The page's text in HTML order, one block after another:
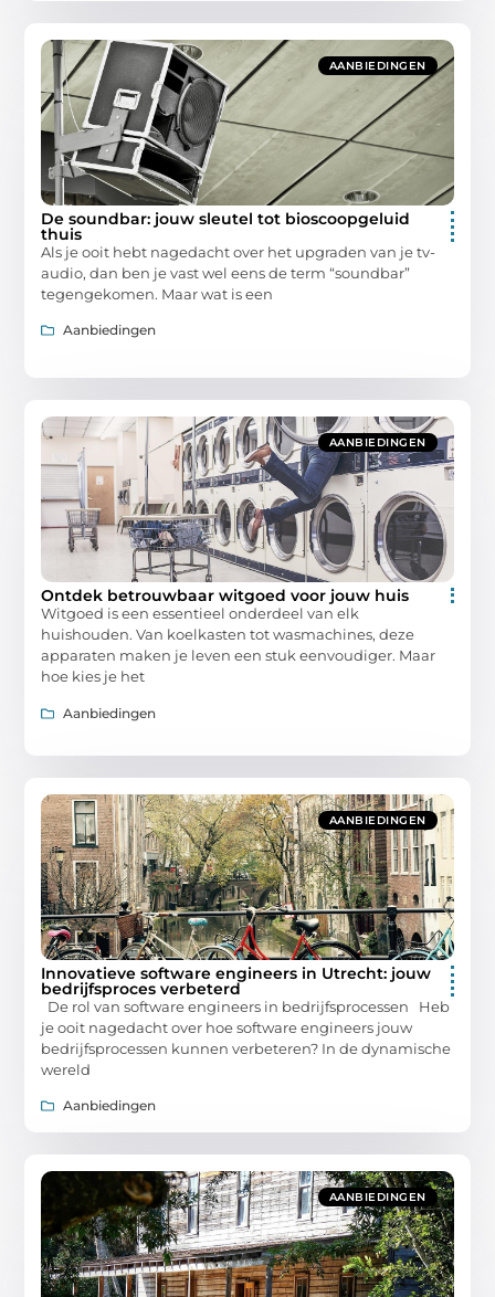
AANBIEDINGEN
De soundbar: jouw sleutel tot bioscoopgeluid
thuis
Als je ooit hebt nagedacht over het upgraden van je tv-
audio, dan ben je vast wel eens de term “soundbar”
tegengekomen. Maar wat is een
Aanbiedingen
AANBIEDINGEN
Ontdek betrouwbaar witgoed voor jouw huis
Witgoed is een essentieel onderdeel van elk
huishouden. Van koelkasten tot wasmachines, deze
apparaten maken je leven een stuk eenvoudiger. Maar
hoe kies je het
Aanbiedingen
AANBIEDINGEN
Innovatieve software engineers in Utrecht: jouw
bedrijfsproces verbeterd
De rol van software engineers in bedrijfsprocessen Heb
je ooit nagedacht over hoe software engineers jouw
bedrijfsprocessen kunnen verbeteren? In de dynamische
wereld
Aanbiedingen
AANBIEDINGEN